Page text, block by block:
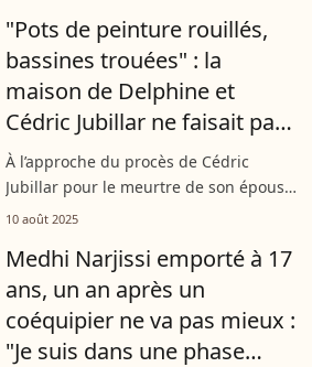
Il est ressorti libre. Au lendemain de
son...
"Pots de peinture rouillés,
bassines trouées" : la
maison de Delphine et
Cédric Jubillar ne faisait pas
rêver, les voisins
s'inquiétaient pour leurs
enfants
À l’approche du procès de Cédric
Jubillar pour le meurtre de son épouse
Delphine, disparue dans la nuit du 15
fait la description détaillée et...
10 août 2025
Medhi Narjissi emporté à 17
ans, un an après un
coéquipier ne va pas mieux :
"Je suis dans une phase